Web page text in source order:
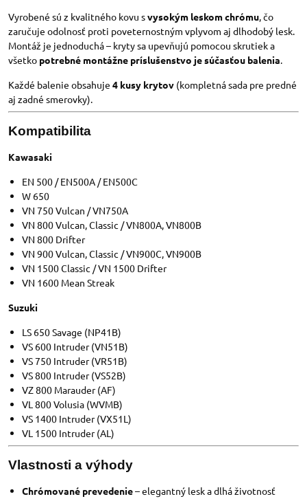
Vyrobené sú z kvalitného kovu svysokým leskom chrómu, čo
zaručuje odolnosť proti poveternostným vplyvom aj dlhodobý lesk.
Montáž je jednoduchá – kryty sa upevňujú pomocou skrutiek a
všetko potrebné montážne príslušenstvo je súčasťou balenia.
Každé balenie obsahuje 4 kusy krytov (kompletná sada pre predné
aj zadné smerovky).
Kompatibilita
Kawasaki
EN 500 / EN500A / EN500C
W 650
VN 750 Vulcan / VN750A
VN 800 Vulcan, Classic / VN800A, VN800B
VN 800 Drifter
VN 900 Vulcan, Classic / VN900C, VN900B
VN 1500 Classic / VN 1500 Drifter
VN 1600 Mean Streak
Suzuki
LS 650 Savage (NP41B)
VS 600 Intruder (VN51B)
VS 750 Intruder (VR51B)
VS 800 Intruder (VS52B)
VZ 800 Marauder (AF)
VL 800 Volusia (WVMB)
VS 1400 Intruder (VX51L)
VL 1500 Intruder (AL)
Vlastnosti a výhody
Chrómované prevedenie– elegantný lesk a dlhá životnosť